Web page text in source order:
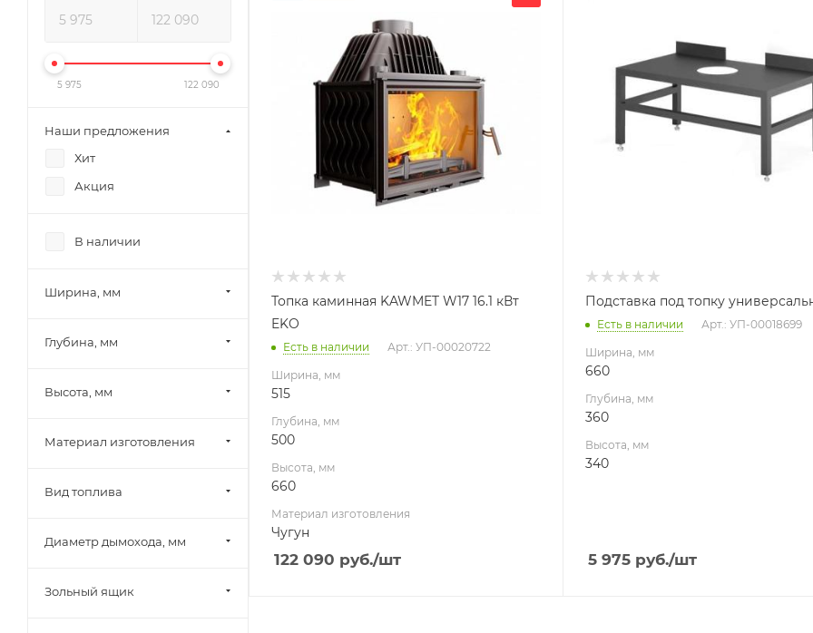
515
Высота, мм
Материал изготовления
Вид топлива
660х515(770)х500
Топка каминная KAWMET W17 16.1 кВт
EKO
Есть в наличии Арт.: УП-00020722
Ширина, мм
515
Глубина, мм
500
Высота, мм
660
Материал изготовления
Чугун
122 090 руб./шт
Высота, мм
Подставка под топку
Есть в наличии Арт.: УП-00018699
Ширина, мм
660
Глубина, мм
360
Высота, мм
340
5 975 руб./шт
5 975 122 090
Наши предложения
Хит
Акция
В наличии
Ширина, мм
Глубина, мм
Высота, мм
Материал изготовления
Вид топлива
Диаметр дымохода, мм
Зольный ящик